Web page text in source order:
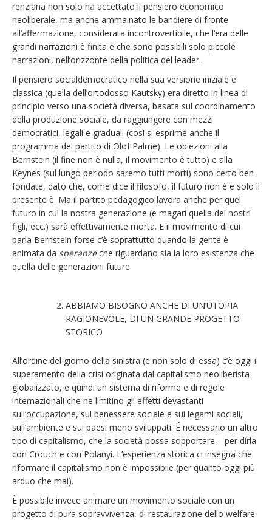
renziana non solo ha accettato il pensiero economico
neoliberale, ma anche ammainato le bandiere di fronte
all’affermazione, considerata incontrovertibile, che l’era delle
grandi narrazioni è finita e che sono possibili solo piccole
narrazioni, nell’orizzonte della politica del leader.
Il pensiero socialdemocratico nella sua versione iniziale e
classica (quella dell’ortodosso Kautsky) era diretto in linea di
principio verso una società diversa, basata sul coordinamento
della produzione sociale, da raggiungere con mezzi
democratici, legali e graduali (così si esprime anche il
programma del partito di Olof Palme). Le obiezioni alla
Bernstein (il fine non è nulla, il movimento è tutto) e alla
Keynes (sul lungo periodo saremo tutti morti) sono certo ben
fondate, dato che, come dice il filosofo, il futuro non è e solo il
presente è. Ma il partito pedagogico lavora anche per quel
futuro in cui la nostra generazione (e magari quella dei nostri
figli, ecc.) sarà effettivamente morta. E il movimento di cui
parla Bernstein forse c’è soprattutto quando la gente è
animata da speranzeche riguardano sia la loro esistenza che
quella delle generazioni future.
ABBIAMO BISOGNO ANCHE DI UN’UTOPIA
RAGIONEVOLE, DI UN GRANDE PROGETTO
STORICO
All’ordine del giorno della sinistra (e non solo di essa) c’è oggi il
superamento della crisi originata dal capitalismo neoliberista
globalizzato, e quindi un sistema di riforme e di regole
internazionali che ne limitino gli effetti devastanti
sull’occupazione, sul benessere sociale e sui legami sociali,
sull’ambiente e sui paesi meno sviluppati. É necessario un altro
tipo di capitalismo, che la società possa sopportare – per dirla
con Crouch e con Polanyi. L’esperienza storica ci insegna che
riformare il capitalismo non è impossibile (per quanto oggi più
arduo che mai).
È possibile invece animare un movimento sociale con un
progetto di pura sopravvivenza, di restaurazione dello welfare